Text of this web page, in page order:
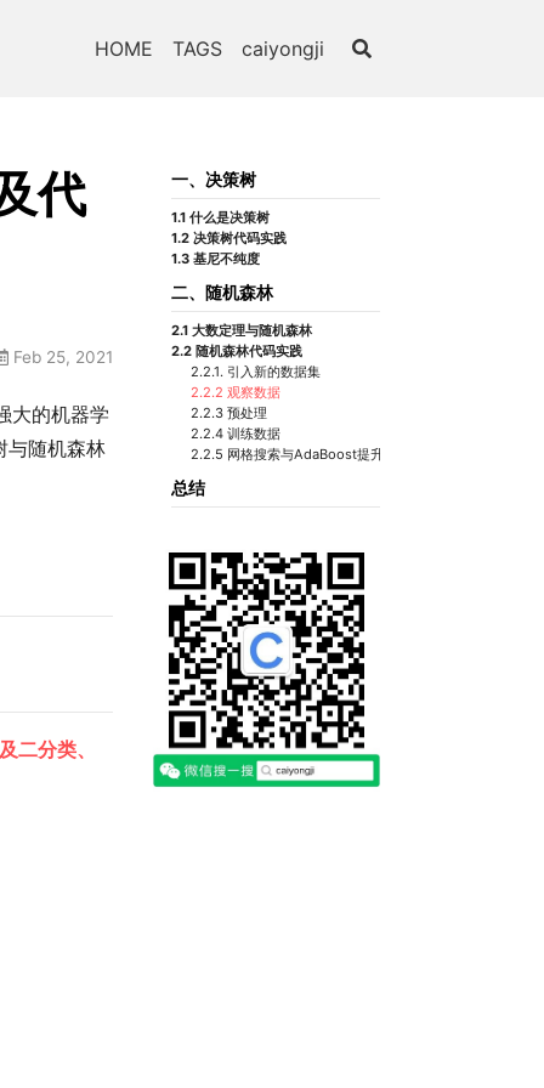
HOME TAGS caiyongji
一、决策树
1.1 什么是决策树
1.2 决策树代码实践
1.3 基尼不纯度
二、随机森林
2.1 大数定理与随机森林
2.2 随机森林代码实践
2.2.1. 引入新的数据集
2.2.2 观察数据
2.2.3 预处理
2.2.4 训练数据
2.2.5 网格搜索与AdaBoost提升法（拓展）
总结
代
Feb 25, 2021
大的机器学
与随机森林
二分类、